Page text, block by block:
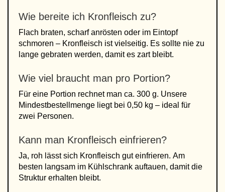
Wie bereite ich Kronfleisch zu?
Flach braten, scharf anrösten oder im Eintopf
schmoren – Kronfleisch ist vielseitig. Es sollte nie zu
lange gebraten werden, damit es zart bleibt.
Wie viel braucht man pro Portion?
Für eine Portion rechnet man ca. 300 g. Unsere
Mindestbestellmenge liegt bei 0,50 kg – ideal für
zwei Personen.
Kann man Kronfleisch einfrieren?
Ja, roh lässt sich Kronfleisch gut einfrieren. Am
besten langsam im Kühlschrank auftauen, damit die
Struktur erhalten bleibt.